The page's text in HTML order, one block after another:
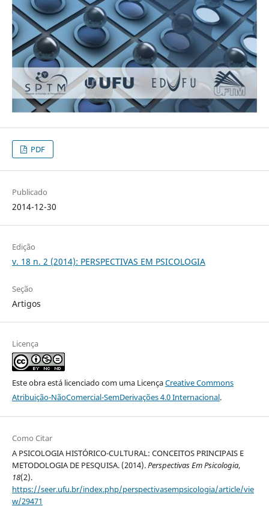
PDF
Publicado
2014-12-30
Edição
v. 18 n. 2 (2014): PERSPECTIVAS EM PSICOLOGIA
Seção
Artigos
Licença
Este obra está licenciado com uma LicençaCreative Commons
Atribuição-NãoComercial-SemDerivações 4.0 Internacional.
Como Citar
A PSICOLOGIA HISTÓRICO-CULTURAL: CONCEITOS PRINCIPAIS E
METODOLOGIA DE PESQUISA. (2014).Perspectivas Em Psicologia,
18(2).
https://seer.ufu.br/index.php/perspectivasempsicologia/article/vie
w/29471